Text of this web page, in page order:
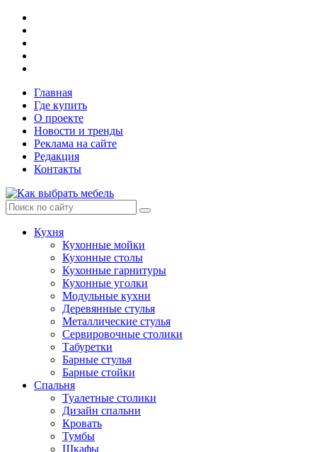
Главная
Где купить
О проекте
Новости и тренды
Реклама на сайте
Редакция
Контакты
Кухня
Кухонные мойки
Кухонные столы
Кухонные гарнитуры
Кухонные уголки
Модульные кухни
Деревянные стулья
Металлические стулья
Сервировочные столики
Табуретки
Барные стулья
Барные стойки
Спальня
Туалетные столики
Дизайн спальни
Кровать
Тумбы
Шкафы